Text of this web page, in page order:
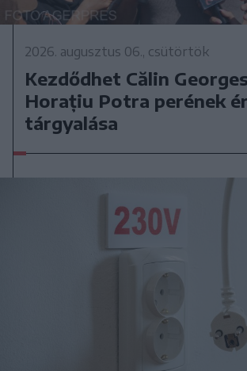
2026. augusztus 06., csütörtök
Kezdődhet Călin
Horațiu Potra perének
tárgyalása